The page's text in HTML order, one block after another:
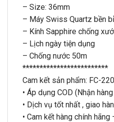
– Size: 36mm
– Máy Swiss Quartz bền
– Kính Sapphire chống
– Lịch ngày tiện dụng
– Chống nước 50m
*************************
Cam kết sản phẩm: FC-
• Áp dụng COD (Nhận
• Dịch vụ tốt nhất , giao
• Cam kết hàng chính